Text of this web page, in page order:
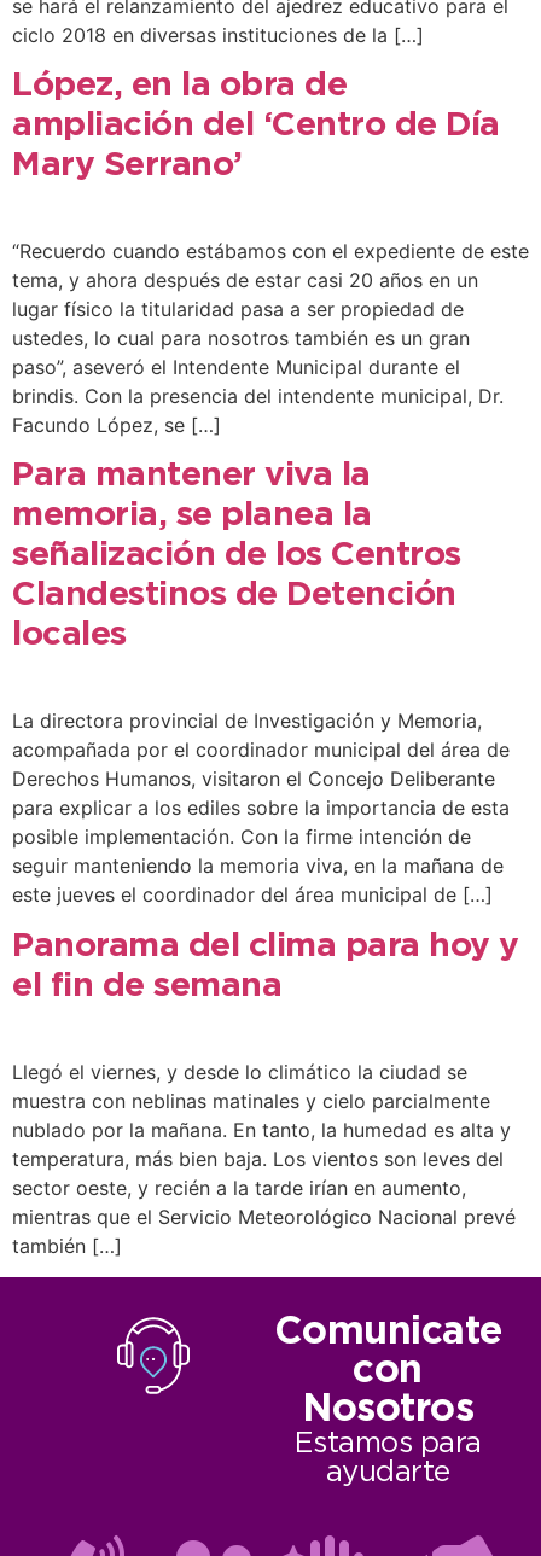
se hará el relanzamiento del ajedrez educativo para el
ciclo 2018 en diversas instituciones de la […]
López, en la obra de
ampliación del ‘Centro de Día
Mary Serrano’
“Recuerdo cuando estábamos con el expediente de este
tema, y ahora después de estar casi 20 años en un
lugar físico la titularidad pasa a ser propiedad de
ustedes, lo cual para nosotros también es un gran
paso”, aseveró el Intendente Municipal durante el
brindis. Con la presencia del intendente municipal, Dr.
Facundo López, se […]
Para mantener viva la
memoria, se planea la
señalización de los Centros
Clandestinos de Detención
locales
La directora provincial de Investigación y Memoria,
acompañada por el coordinador municipal del área de
Derechos Humanos, visitaron el Concejo Deliberante
para explicar a los ediles sobre la importancia de esta
posible implementación. Con la firme intención de
seguir manteniendo la memoria viva, en la mañana de
este jueves el coordinador del área municipal de […]
Panorama del clima para hoy y
el fin de semana
Llegó el viernes, y desde lo climático la ciudad se
muestra con neblinas matinales y cielo parcialmente
nublado por la mañana. En tanto, la humedad es alta y
temperatura, más bien baja. Los vientos son leves del
sector oeste, y recién a la tarde irían en aumento,
mientras que el Servicio Meteorológico Nacional prevé
también […]
Comunicate
con
Nosotros
Estamos para
ayudarte